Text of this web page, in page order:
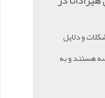
و دلایل
هستند و به